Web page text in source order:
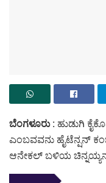
ಬೆಂಗಳೂರು : ಹುಡುಗಿ
ಎಂಬವವನು ಹೈಟೆನ್ಷನ್
ಆನೇಕಲ್ ಬಳಿಯ